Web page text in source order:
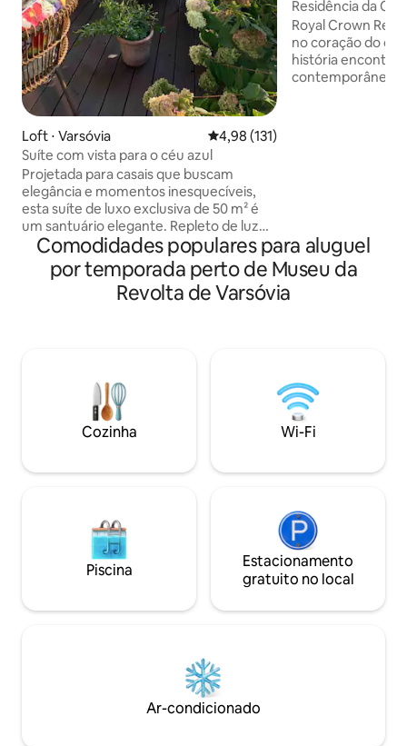
Loft ⋅ Varsóvia 4,98 de uma avaliação média de
4,98 (131)
Suíte com vista para o céu azul
Projetada para casais que buscam
elegância e momentos inesquecíveis,
esta suíte de luxo exclusiva de 50 m² é
um santuário elegante. Repleto de luz
natural, o elegante interior se abre para
um terraço privativo com vistas
deslumbrantes do céu azul — perfeito
para relaxar do nascer ao pôr do sol. A
dossel com quatro colunas. Cada
detalhe foi pensado para combinar
conforto, elegância e uma estadia
inesquecível.
Residência da
Cidade Antiga de
Royal Crown
no coração do
história encontra
contemporânea.
e luxuoso. Para
mais do que
Comodidades populares para aluguel
por temporada perto de Museu da
Revolta de Varsóvia
Cozinha Wi-Fi
Piscina
Estacionamento
gratuito no local
Ar-condicionado